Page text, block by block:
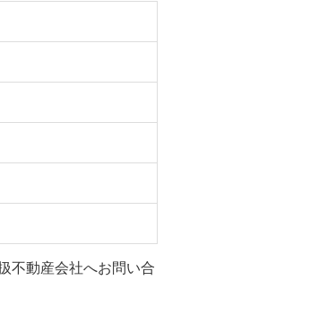
不動産会社へお問い合